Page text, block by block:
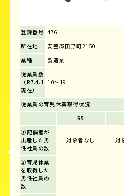
登録番号 476
所在地
安芸郡田野町2150
業種
製造業
従業員数
（R7.4.1
現在）
10～19
従業員の育児休業取得状況
R5
①配偶者が
出産した男
性社員の数
対象者なし 対
②育児休業
を取得した
男性社員の
数
ー